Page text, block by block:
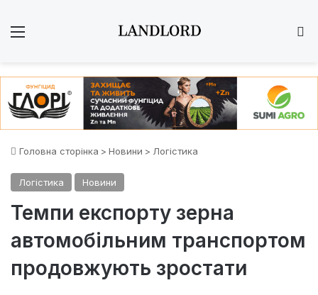
Головна сторінка > Новини > Логістика
Логістика Новини
Темпи експорту зерна
автомобільним транспортом
продовжують зростати